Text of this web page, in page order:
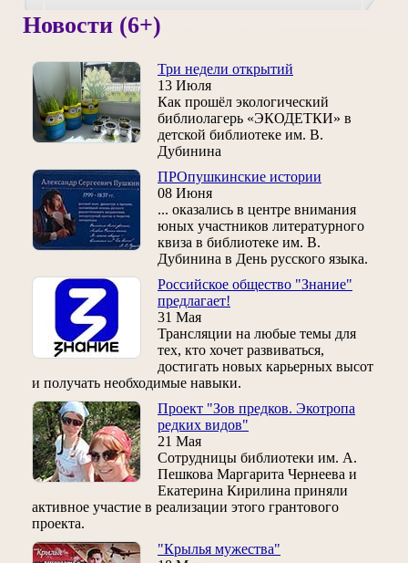
Новости (6+)
Три недели открытий
13 Июля
Как прошёл экологический
библиолагерь «ЭКОДЕТКИ» в
детской библиотеке им. В.
Дубинина
ПРОпушкинские истории
08 Июня
... оказались в центре внимания
юных участников литературного
квиза в библиотеке им. В.
Дубинина в День русского языка.
Российское общество "Знание"
предлагает!
31 Мая
Трансляции на любые темы для
тех, кто хочет развиваться,
достигать новых карьерных высот
и получать необходимые навыки.
Проект "Зов предков. Экотропа
редких видов"
21 Мая
Сотрудницы библиотеки им. А.
Пешкова Маргарита Чернеева и
Екатерина Кирилина приняли
активное участие в реализации этого грантового
проекта.
"Крылья мужества"